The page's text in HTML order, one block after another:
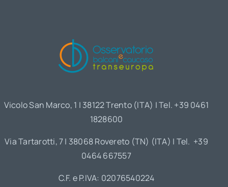
Vicolo San Marco, 1 | 38122 Trento (ITA) | Tel. +39 0461
1828600
Via Tartarotti, 7 | 38068 Rovereto (TN) (ITA) | Tel. +39
0464 667557
C.F. e P.IVA: 02076540224